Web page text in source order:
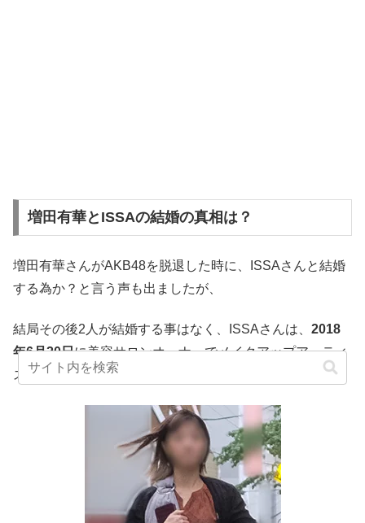
増田有華とISSAの結婚の真相は？
増田有華さんがAKB48を脱退した時に、ISSAさんと結婚
する為か？と言う声も出ましたが、
結局その後2人が結婚する事はなく、ISSAさんは、 2018
年6月20日に美容サロンオーナーでメイクアップアーティ
ストの一般人女性と結婚しています。